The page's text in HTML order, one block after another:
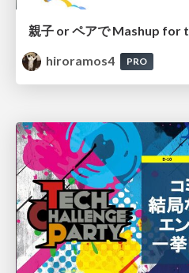
hiroramos4
PRO